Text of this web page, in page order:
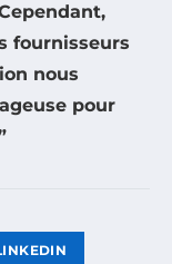
fournisseurs
nous
pour